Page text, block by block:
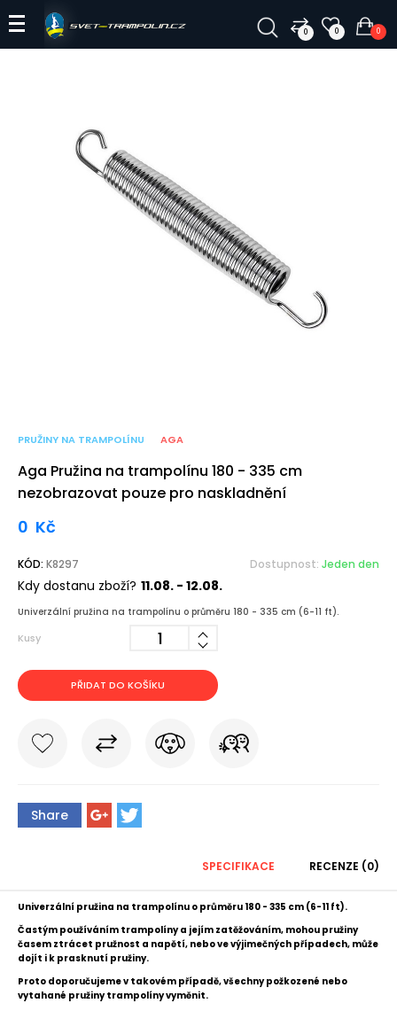
0 0 0
PRUŽINY NA TRAMPOLÍNU AGA
Aga Pružina na trampolínu 180 - 335 cm
nezobrazovat pouze pro naskladnění
0 Kč
KÓD: K8297 Dostupnost: Jeden den
Kdy dostanu zboží? 11.08. - 12.08.
Univerzální pružina na trampolínu o průměru 180 - 335 cm (6-11 ft).
Kusy
PŘIDAT DO KOŠÍKU
Share
SPECIFIKACE RECENZE (0)
Univerzální pružina na trampolínu o průměru 180 - 335 cm (6-11 ft).
Častým používáním trampolíny a jejím zatěžováním, mohou pružiny
časem ztrácet pružnost a napětí, nebo ve výjimečných případech, může
dojít i k prasknutí pružiny.
Proto doporučujeme v takovém případě, všechny požkozené nebo
vytahané pružiny trampolíny vyměnit.